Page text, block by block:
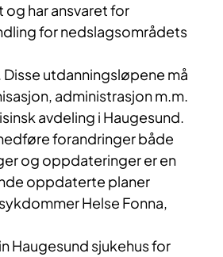
har ansvaret for
for nedslagsområdets
utdanningsløpene må
administrasjon m.m.
avdeling i Haugesund.
forandringer både
og oppdateringer er en
oppdaterte planer
Helse Fonna,
Haugesund sjukehus for